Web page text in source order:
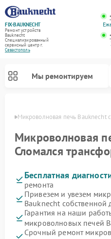
FIX-BAUKNECHT
Ремонт устройств
Bauknecht
Специализированный
cервисный центр г.
Севастополь
Мы ремонтируем
Микроволновая печь Bauknecht
Микроволновая
Сломался
Бесплатная
ремонта
Привезем и увезем
Bauknecht собственной
Гарантия на наши
микроволновых печей
Срочный ремонт